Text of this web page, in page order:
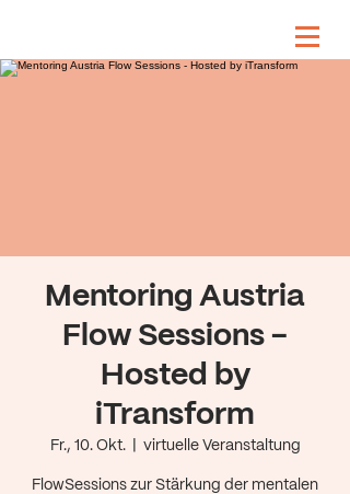
Mentoring Austria
Flow Sessions -
Hosted by
iTransform
Fr., 10. Okt.
  |
virtuelle Veranstaltung
FlowSessions zur Stärkung der mentalen